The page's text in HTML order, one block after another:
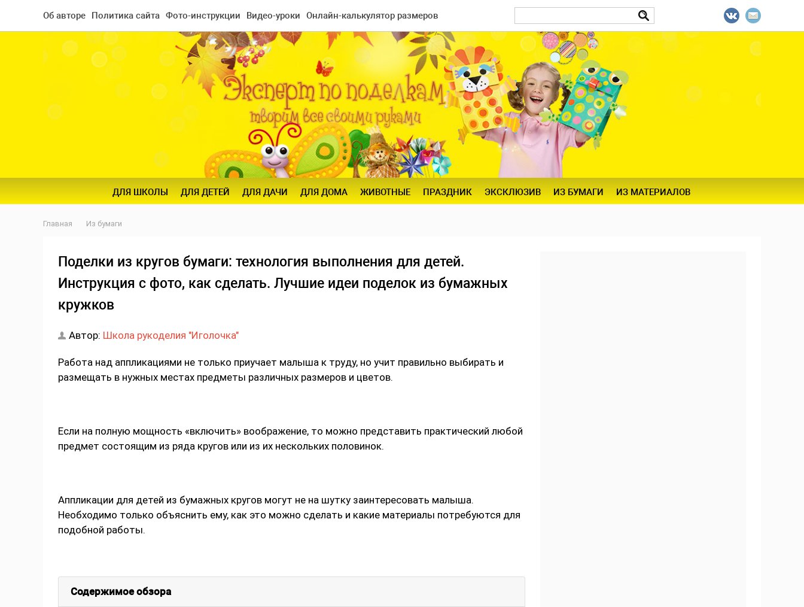
Об авторе Политика сайта Фото-инструкции Видео-уроки Онлайн-калькулятор размеров
ДЛЯ ШКОЛЫ ДЛЯ ДЕТЕЙ ДЛЯ ДАЧИ ДЛЯ ДОМА ЖИВОТНЫЕ ПРАЗДНИК ЭКСКЛЮЗИВ ИЗ БУМАГИ ИЗ МАТЕРИАЛОВ
Главная Из бумаги
Поделки из кругов бумаги: технология выполнения для детей.
Инструкция с фото, как сделать. Лучшие идеи поделок из бумажных
кружков
Автор: Школа рукоделия "Иголочка"
Работа над аппликациями не только приучает малыша к труду, но учит правильно выбирать и
размещать в нужных местах предметы различных размеров и цветов.
Если на полную мощность «включить» воображение, то можно представить практический любой
предмет состоящим из ряда кругов или из их нескольких половинок.
Аппликации для детей из бумажных кругов могут не на шутку заинтересовать малыша.
Необходимо только объяснить ему, как это можно сделать и какие материалы потребуются для
подобной работы.
Содержимое обзора